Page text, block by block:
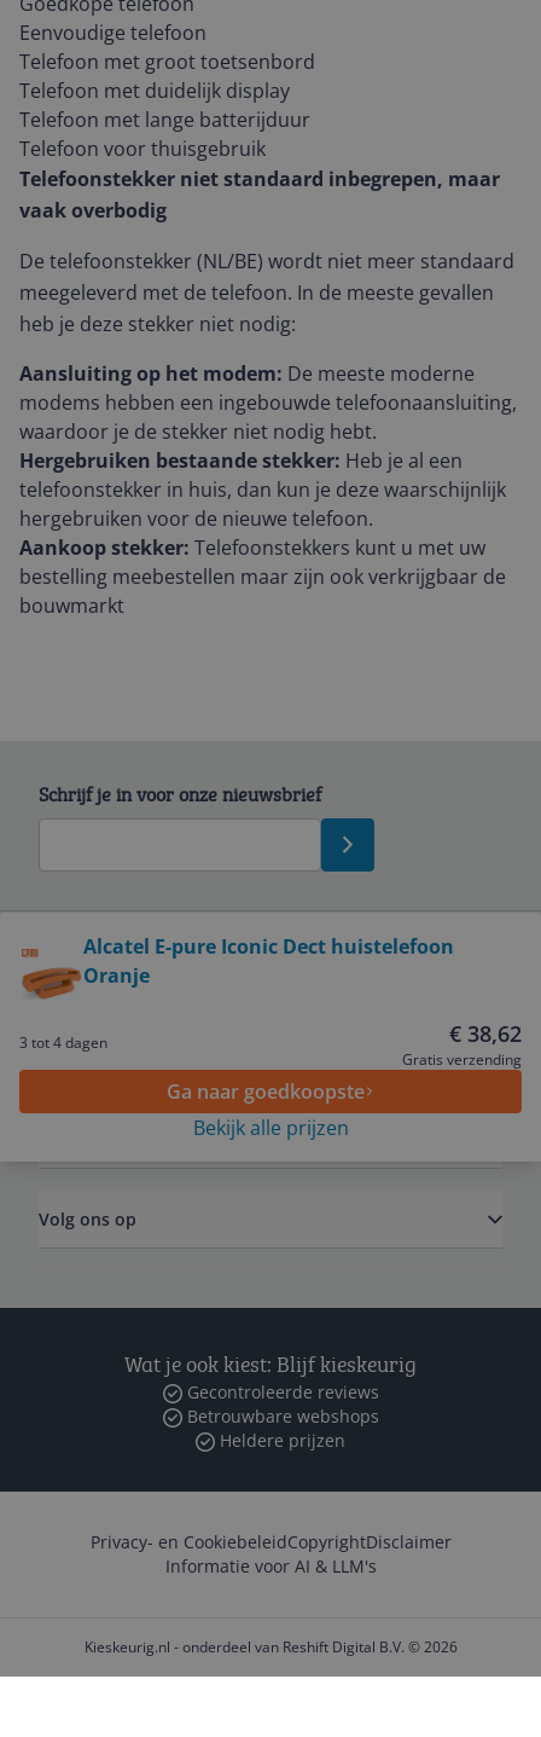
Eenvoudige telefoon
Telefoon met groot toetsenbord
Telefoon met duidelijk display
Telefoon met lange batterijduur
Telefoon voor thuisgebruik
Telefoonstekker niet standaard inbegrepen, maar
vaak overbodig
De telefoonstekker (NL/BE) wordt niet meer standaard
meegeleverd met de telefoon. In de meeste gevallen
heb je deze stekker niet nodig:
Aansluiting op het modem: De meeste moderne
modems hebben een ingebouwde telefoonaansluiting,
waardoor je de stekker niet nodig hebt.
Hergebruiken bestaande stekker: Heb je al een
telefoonstekker in huis, dan kun je deze waarschijnlijk
hergebruiken voor de nieuwe telefoon.
Aankoop stekker: Telefoonstekkers kunt u met uw
bestelling meebestellen maar zijn ook verkrijgbaar de
bouwmarkt
Alcatel E-pure Iconic Dect huistelefoon
Oranje
3 tot 4 dagen € 38,62
Gratis verzending
Ga naar goedkoopste
Bekijk alle prijzen
Schrijf je in voor onze nieuwsbrief
Service
Algemeen
Volg ons op
Wat je ook kiest: Blijf kieskeurig
Gecontroleerde reviews
Betrouwbare webshops
Heldere prijzen
Privacy- en CookiebeleidCopyrightDisclaimer
Informatie voor AI & LLM's
Kieskeurig.nl - onderdeel van Reshift Digital B.V. © 2026